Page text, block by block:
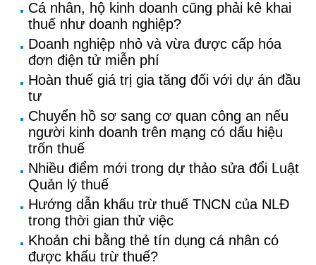
Cá nhân, hộ kinh doanh cũng phải kê khai
thuế như doanh nghiệp?
Doanh nghiệp nhỏ và vừa được cấp hóa
đơn điện tử miễn phí
Hoàn thuế giá trị gia tăng đối với dự án đầu
tư
Chuyển hồ sơ sang cơ quan công an nếu
người kinh doanh trên mạng có dấu hiệu
trốn thuế
Nhiều điểm mới trong dự thảo sửa đổi Luật
Quản lý thuế
Hướng dẫn khấu trừ thuế TNCN của NLĐ
trong thời gian thử việc
Khoản chi bằng thẻ tín dụng cá nhân có
được khấu trừ thuế?